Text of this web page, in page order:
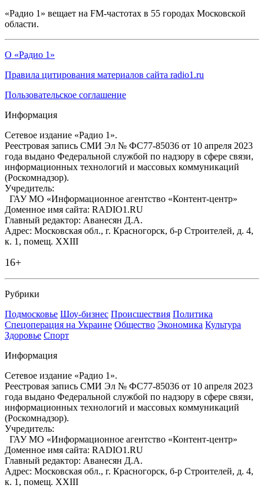
«Радио 1» вещает на FM-частотах в 55 городах Московской
области.
О «Радио 1»
Правила цитирования материалов сайта radio1.ru
Пользовательское соглашение
Информация
Сетевое издание «Радио 1».
Реестровая запись СМИ Эл № ФС77-85036 от 10 апреля 2023
года выдано Федеральной службой по надзору в сфере связи,
информационных технологий и массовых коммуникаций
(Роскомнадзор).
Учредитель:
ГАУ МО «Информационное агентство «Контент-центр»
Доменное имя сайта: RADIO1.RU
Главный редактор: Аванесян Д.А.
Адрес: Московская обл., г. Красногорск, б-р Строителей, д. 4,
к. 1, помещ. XXIII
16+
Рубрики
Подмосковье Шоу-бизнес Происшествия Политика
Спецоперация на Украине Общество Экономика Культура
Здоровье Спорт
Информация
Сетевое издание «Радио 1».
Реестровая запись СМИ Эл № ФС77-85036 от 10 апреля 2023
года выдано Федеральной службой по надзору в сфере связи,
информационных технологий и массовых коммуникаций
(Роскомнадзор).
Учредитель:
ГАУ МО «Информационное агентство «Контент-центр»
Доменное имя сайта: RADIO1.RU
Главный редактор: Аванесян Д.А.
Адрес: Московская обл., г. Красногорск, б-р Строителей, д. 4,
к. 1, помещ. XXIII